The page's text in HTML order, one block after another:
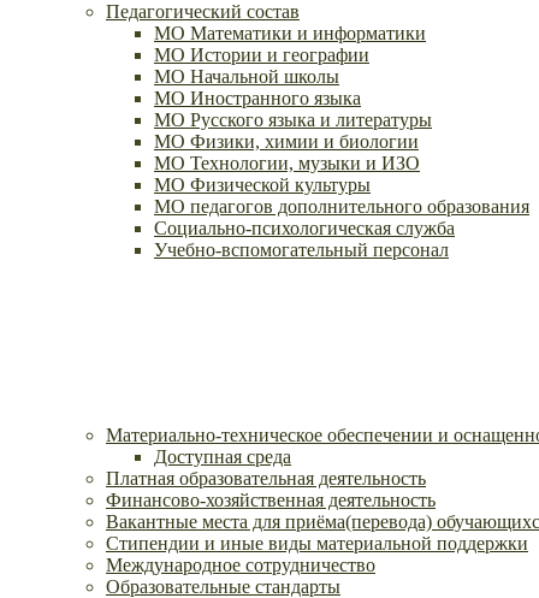
Педагогический состав
МО Математики и информатики
МО Истории и географии
МО Начальной школы
МО Иностранного языка
МО Русского языка и литературы
МО Физики, химии и биологии
МО Технологии, музыки и ИЗО
МО Физической культуры
МО педагогов дополнительного образования
Социально-психологическая служба
Учебно-вспомогательный персонал
Материально-техническое обеспечении и
Доступная среда
Платная образовательная деятельность
Финансово-хозяйственная деятельность
Вакантные места для приёма(перевода)
Стипендии и иные виды материальной поддержки
Международное сотрудничество
Образовательные стандарты